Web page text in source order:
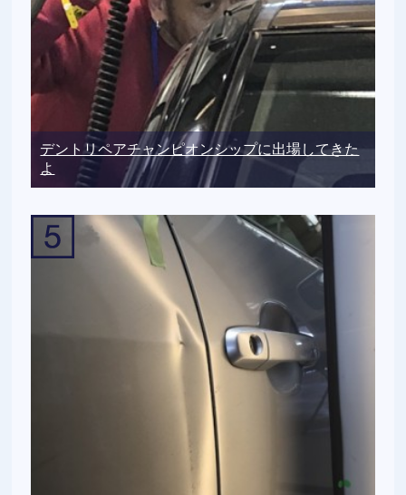
デントリペアチャンピオンシップに出場してきた
よ